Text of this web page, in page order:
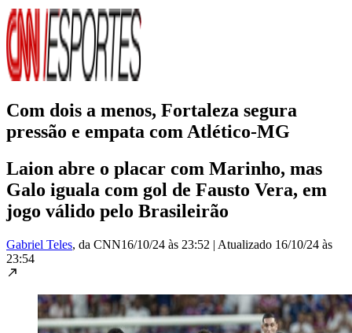
Com dois a menos, Fortaleza segura
pressão e empata com Atlético-MG
Laion abre o placar com Marinho, mas
Galo iguala com gol de Fausto Vera, em
jogo válido pelo Brasileirão
Gabriel Teles, da CNN16/10/24 às 23:52 | Atualizado 16/10/24 às
23:54